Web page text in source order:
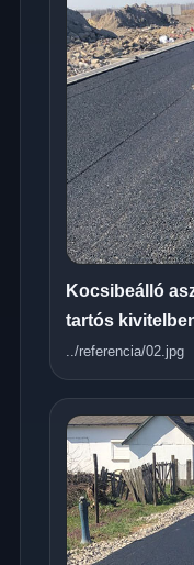
Kocsibeálló
tartós
../referencia/02.jpg